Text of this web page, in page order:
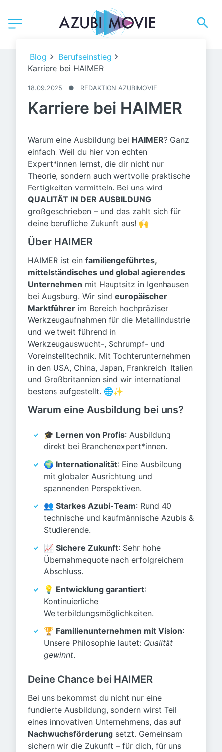
©️ HAIMER GmbH
Blog
Berufseinstieg
Karriere bei HAIMER
18.09.2025 ● REDAKTION AZUBIMOVIE
Karriere bei HAIMER
Warum eine Ausbildung bei HAIMER? Ganz
einfach: Weil du hier von echten
Expert*innen lernst, die dir nicht nur
Theorie, sondern auch wertvolle praktische
Fertigkeiten vermitteln. Bei uns wird
QUALITÄT IN DER AUSBILDUNG
großgeschrieben – und das zahlt sich für
deine berufliche Zukunft aus! 🙌
Über HAIMER
HAIMER ist ein familiengeführtes,
mittelständisches und global agierendes
Unternehmen mit Hauptsitz in Igenhausen
bei Augsburg. Wir sind europäischer
Marktführer im Bereich hochpräziser
Werkzeugaufnahmen für die Metallindustrie
und weltweit führend in
Werkzeugauswucht-, Schrumpf- und
Voreinstelltechnik. Mit Tochterunternehmen
in den USA, China, Japan, Frankreich, Italien
und Großbritannien sind wir international
bestens aufgestellt. 🌐✨
Warum eine Ausbildung bei uns?
🎓 Lernen von Profis: Ausbildung
direkt bei Branchenexpert*innen.
🌍 Internationalität: Eine Ausbildung
mit globaler Ausrichtung und
spannenden Perspektiven.
👥 Starkes Azubi-Team: Rund 40
technische und kaufmännische Azubis &
Studierende.
📈 Sichere Zukunft: Sehr hohe
Übernahmequote nach erfolgreichem
Abschluss.
💡 Entwicklung garantiert:
Kontinuierliche
Weiterbildungsmöglichkeiten.
🏆 Familienunternehmen mit Vision:
Unsere Philosophie lautet: Qualität
gewinnt.
Deine Chance bei HAIMER
Bei uns bekommst du nicht nur eine
fundierte Ausbildung, sondern wirst Teil
eines innovativen Unternehmens, das auf
Nachwuchsförderung setzt. Gemeinsam
sichern wir die Zukunft – für dich, für uns